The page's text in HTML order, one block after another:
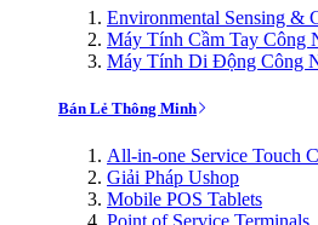
Environmental Sensing &
Máy Tính Cầm Tay Công
Máy Tính Di Động Công
Bán Lẻ Thông Minh
All-in-one Service Touch
Giải Pháp Ushop
Mobile POS Tablets